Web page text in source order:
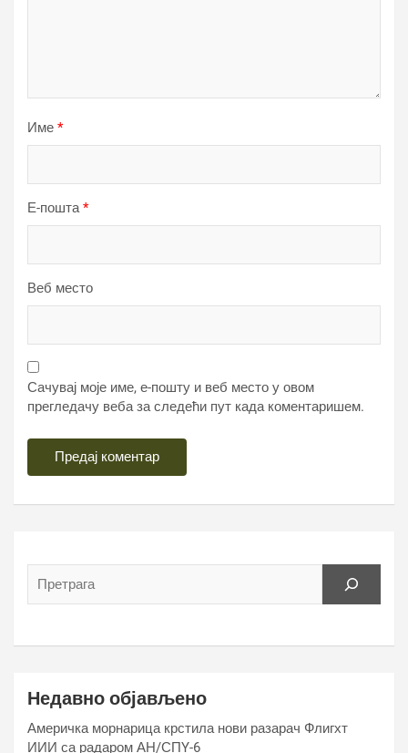
Име *
Е-пошта*
Веб место
Сачувај моје име, е-пошту и веб место у овом
прегледачу веба за следећи пут када коментаришем.
Недавно објављено
Америчка морнарица крстила нови разарач Флигхт
ИИИ са радаром АН/СПY-6